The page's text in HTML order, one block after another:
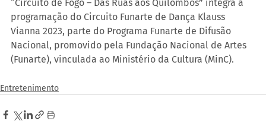
“Circuito de Fogo – Das Ruas aos Quilombos” integra a
programação do Circuito Funarte de Dança Klauss
Vianna 2023, parte do Programa Funarte de Difusão
Nacional, promovido pela Fundação Nacional de Artes
(Funarte), vinculada ao Ministério da Cultura (MinC).
Entretenimento